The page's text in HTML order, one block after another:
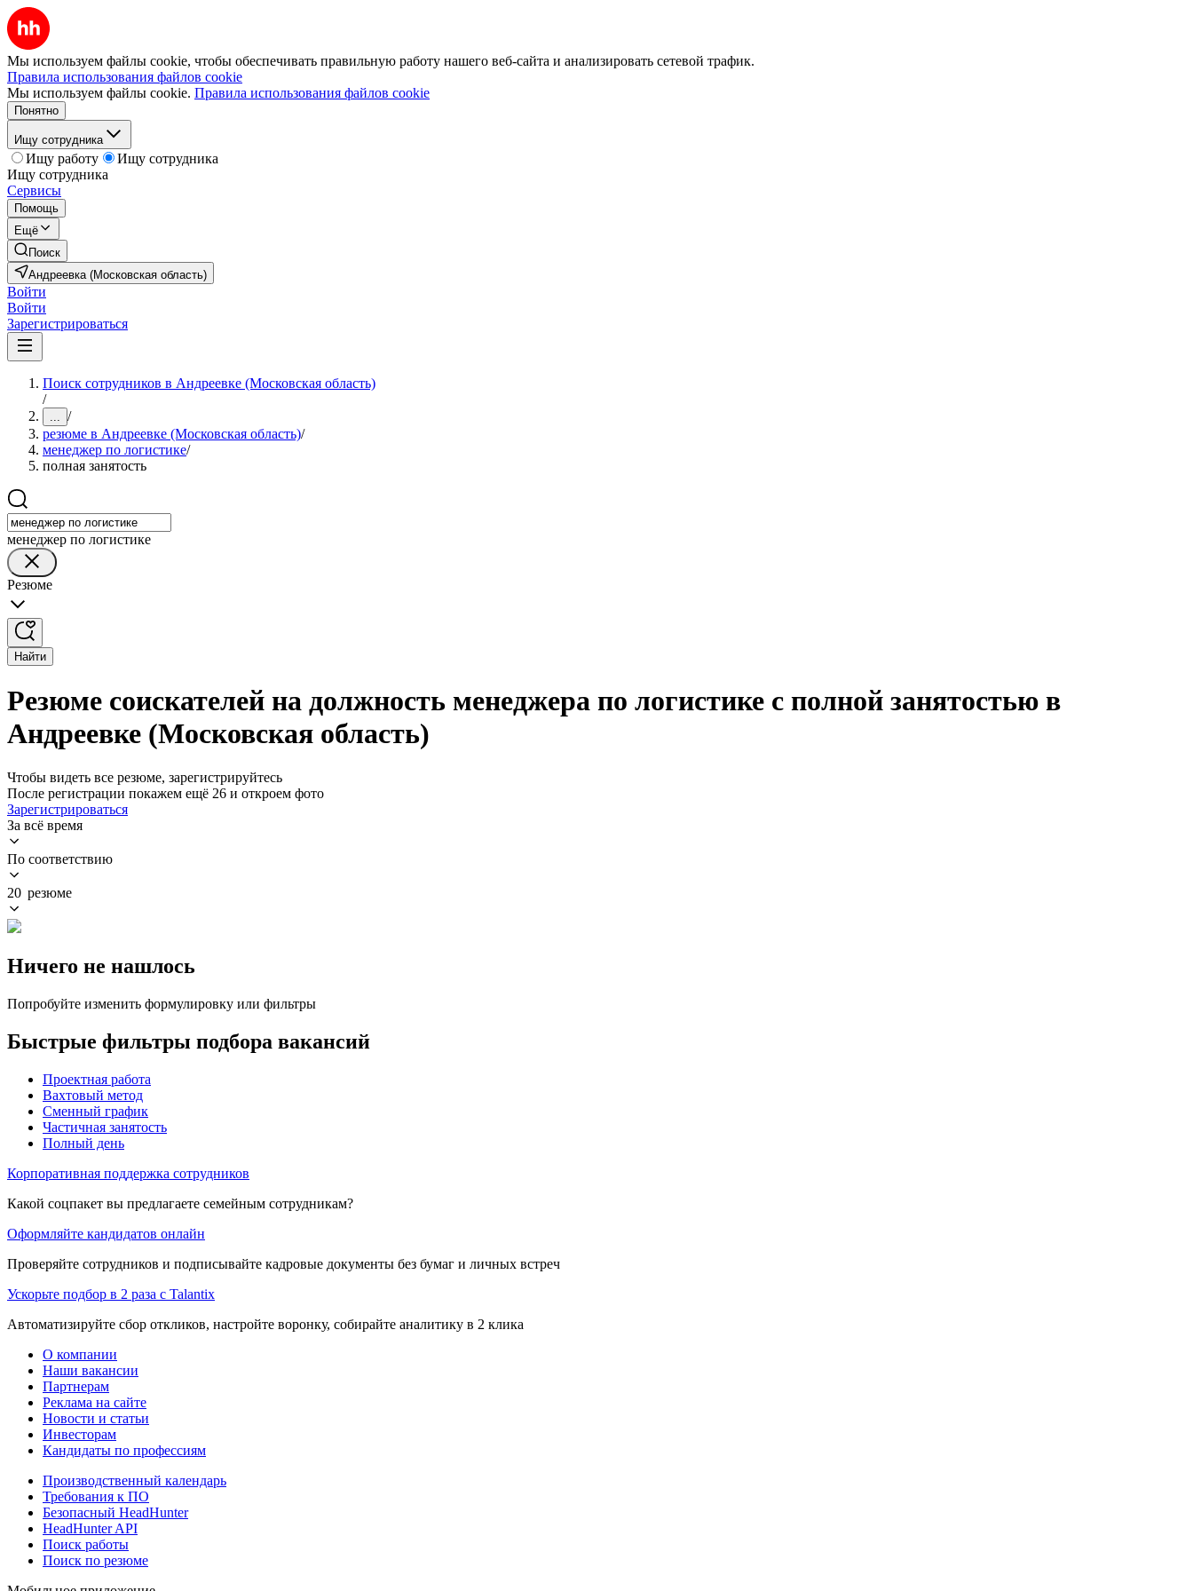
Мы используем файлы cookie, чтобы обеспечивать правильную работу нашего веб-сайта и анализировать сетевой трафик.
Правила использования файлов cookie
Мы используем файлы cookie. Правила использования файлов cookie
Понятно
Ищу сотрудника
Ищу работу
Ищу сотрудника
Ищу сотрудника
Сервисы
Помощь
Ещё
Поиск
Андреевка (Московская область)
Войти
Войти
Зарегистрироваться
Поиск сотрудников в Андреевке (Московская область)
/
... /
резюме в Андреевке (Московская область)/
менеджер по логистике/
полная занятость
менеджер по логистике
Резюме
Найти
Резюме соискателей на должность менеджера по логистике с полной занятостью в
Андреевке (Московская область)
Чтобы видеть все резюме, зарегистрируйтесь
После регистрации покажем ещё 26 и откроем фото
Зарегистрироваться
За всё время
По соответствию
20 резюме
Ничего не нашлось
Попробуйте изменить формулировку или фильтры
Быстрые фильтры подбора вакансий
Проектная работа
Вахтовый метод
Сменный график
Частичная занятость
Полный день
Корпоративная поддержка сотрудников
Какой соцпакет вы предлагаете семейным сотрудникам?
Оформляйте кандидатов онлайн
Проверяйте сотрудников и подписывайте кадровые документы без бумаг и личных встреч
Ускорьте подбор в 2 раза с Talantix
Автоматизируйте сбор откликов, настройте воронку, собирайте аналитику в 2 клика
О компании
Наши вакансии
Партнерам
Реклама на сайте
Новости и статьи
Инвесторам
Кандидаты по профессиям
Производственный календарь
Требования к ПО
Безопасный HeadHunter
HeadHunter API
Поиск работы
Поиск по резюме